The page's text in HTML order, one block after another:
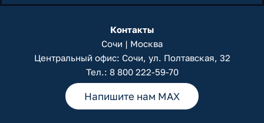
Контакты
Сочи | Москва
Центральный офис: Сочи, ул. Полтавская, 32
Тел.: 8 800 222-59-70
Напишите нам MAX